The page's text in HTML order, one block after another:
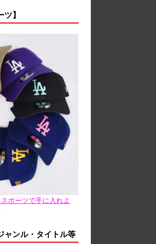
】
ポーツで手に入れよ
ャンル・タイトル等